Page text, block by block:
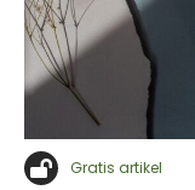
Gratis artikel